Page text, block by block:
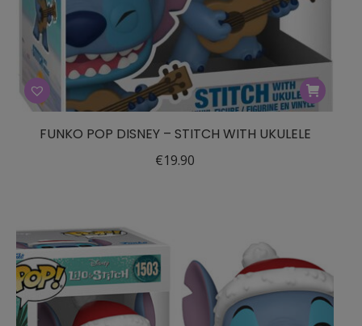
FUNKO POP DISNEY – STITCH WITH UKULELE
€19.90